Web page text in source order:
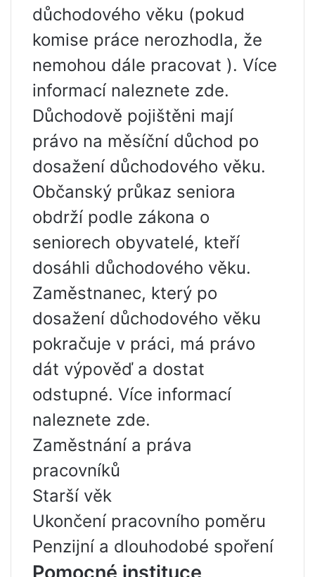
důchodového věku (pokud
komise práce nerozhodla, že
nemohou dále pracovat ). Více
informací naleznete zde.
Důchodově pojištěni mají
právo na měsíční důchod po
dosažení důchodového věku.
Občanský průkaz seniora
obdrží podle zákona o
seniorech obyvatelé, kteří
dosáhli důchodového věku.
Zaměstnanec, který po
dosažení důchodového věku
pokračuje v práci, má právo
dát výpověď a dostat
odstupné. Více informací
naleznete zde.
Zaměstnání a práva
pracovníků
Starší věk
Ukončení pracovního poměru
Penzijní a dlouhodobé spoření